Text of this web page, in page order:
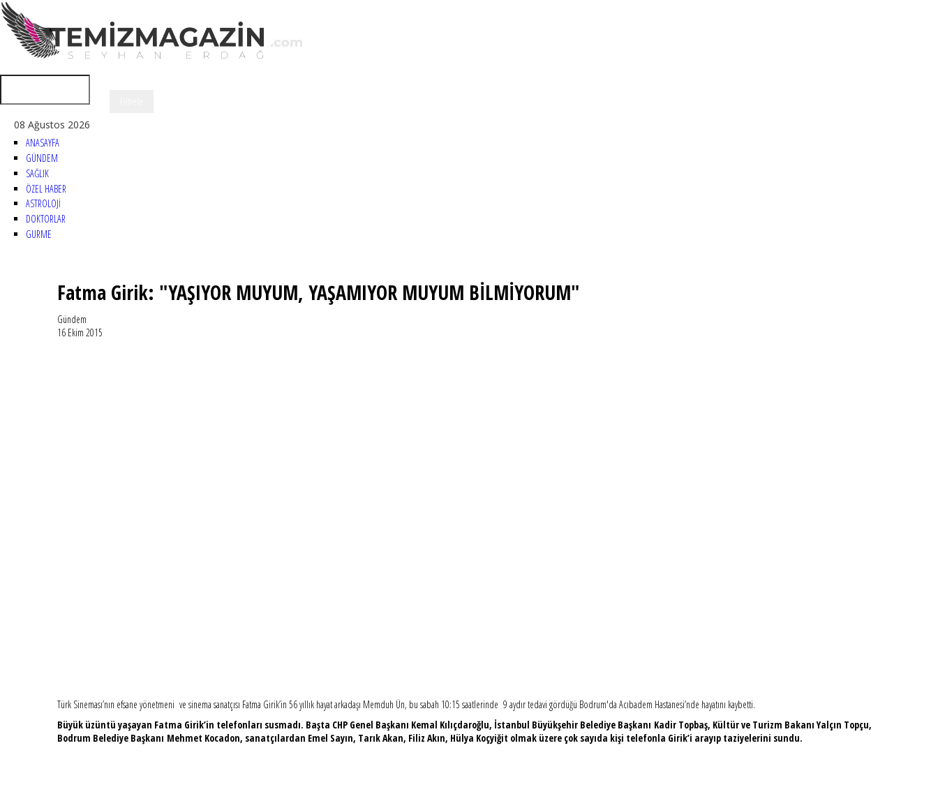
08 Ağustos 2026
ANASAYFA
GÜNDEM
SAĞLIK
ÖZEL HABER
ASTROLOJİ
DOKTORLAR
GURME
Fatma Girik: "YAŞIYOR MUYUM, YAŞAMIYOR MUYUM BİLMİYORUM"
Gündem
16 Ekim 2015
Türk Sineması’nın efsane yönetmeni ve sinema sanatçısı Fatma Girik’in 56 yıllık hayat arkadaşı Memduh Ün, bu sabah 10:15 saatlerinde 9 aydır tedavi gördüğü Bodrum'da Acıbadem Hastanesi’nde hayatını kaybetti.
Büyük üzüntü yaşayan Fatma Girik’in telefonları susmadı. Başta CHP Genel Başkanı Kemal Kılıçdaroğlu, İstanbul Büyükşehir Belediye Başkanı Kadir Topbaş, Kültür ve Turizm Bakanı Yalçın Topçu,
Bodrum Belediye Başkanı Mehmet Kocadon, sanatçılardan Emel Sayın, Tarık Akan, Filiz Akın, Hülya Koçyiğit olmak üzere çok sayıda kişi telefonla Girik’i arayıp taziyelerini sundu.